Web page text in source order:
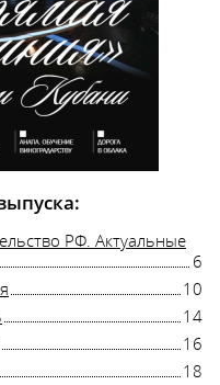
РФ. Актуальные
6
10
14
16
18